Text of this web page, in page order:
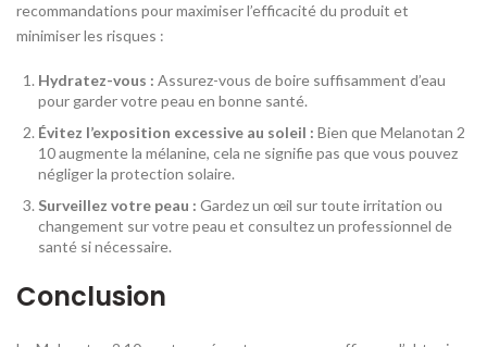
recommandations pour maximiser l’efficacité du produit et
minimiser les risques :
Hydratez-vous : Assurez-vous de boire suffisamment d’eau
pour garder votre peau en bonne santé.
Évitez l’exposition excessive au soleil : Bien que Melanotan 2
10 augmente la mélanine, cela ne signifie pas que vous pouvez
négliger la protection solaire.
Surveillez votre peau : Gardez un œil sur toute irritation ou
changement sur votre peau et consultez un professionnel de
santé si nécessaire.
Conclusion